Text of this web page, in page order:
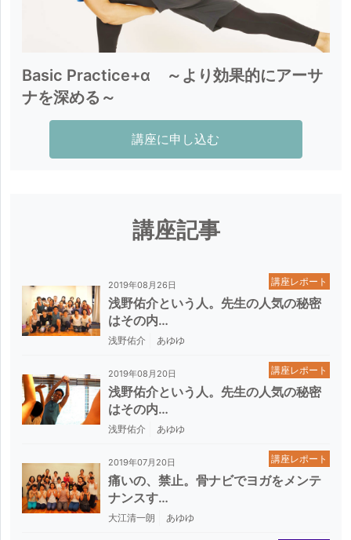
Basic Practice+α ～より効果的にアーサ
ナを深める～
講座に申し込む
講座記事
2019年08月26日
浅野佑介という人。先生の人気の秘密
はその内…
浅野佑介 あゆゆ
講座レポート
2019年08月20日
浅野佑介という人。先生の人気の秘密
はその内…
浅野佑介 あゆゆ
講座レポート
2019年07月20日
痛いの、禁止。骨ナビでヨガをメンテ
ナンスす…
大江清一朗 あゆゆ
講座レポート